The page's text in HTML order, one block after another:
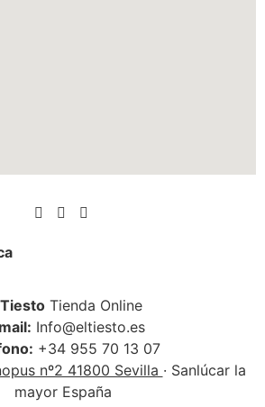
Tienda Online
Info@eltiesto.es
+34 955 70 13 07
nº2 41800 Sevilla · Sanlúcar la
mayor España